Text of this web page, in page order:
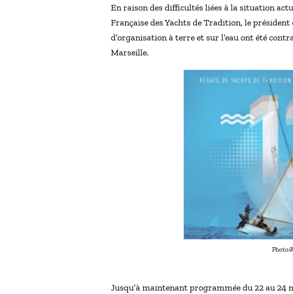
En raison des difficultés liées à la situation
Française des Yachts de Tradition, le
d’organisation à terre et sur l’eau ont été
Marseille.
Photo/
Jusqu’à maintenant programmée du 22 au 24